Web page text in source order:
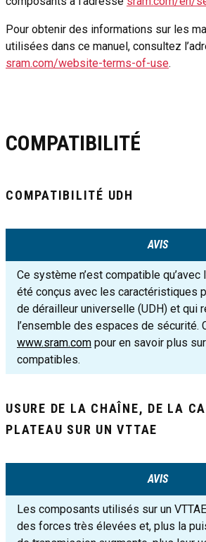
Pour obtenir des informations sur les
utilisées dans ce manuel, consultez
sram.com/website-terms-of-use.
COMPATIBILITÉ
COMPATIBILITÉ UDH
AVIS
Ce système n’est compatible
été conçus avec les caractéristiques
de dérailleur universelle (UDH) et qui
l’ensemble des espaces de sécurité.
www.sram.com pour en savoir plus
compatibles.
USURE DE LA CHAÎNE, DE LA
PLATEAU SUR UN VTTAE
AVIS
Les composants utilisés sur un
des forces très élevées et, plus la